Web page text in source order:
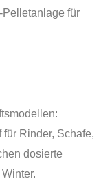
für
Rinder, Schafe,
dosierte